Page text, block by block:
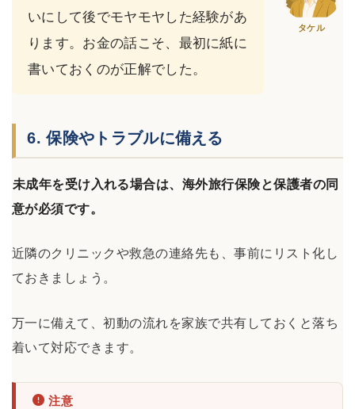
いにして後でモヤモヤした経験があ
ります。お金の話こそ、最初に紙に
書いておくのが正解でした。
タケル
6. 保険やトラブルに備える
未成年を受け入れる場合は、海外旅行保険と保護者の同
意が必須です。
近隣のクリニックや救急の連絡先も、事前にリスト化し
ておきましょう。
万一に備えて、初動の流れを家族で共有しておくと落ち
着いて対応できます。
注意